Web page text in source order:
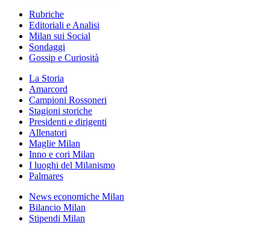
Rubriche
Editoriali e Analisi
Milan sui Social
Sondaggi
Gossip e Curiosità
La Storia
Amarcord
Campioni Rossoneri
Stagioni storiche
Presidenti e dirigenti
Allenatori
Maglie Milan
Inno e cori Milan
I luoghi del Milanismo
Palmares
News economiche Milan
Bilancio Milan
Stipendi Milan